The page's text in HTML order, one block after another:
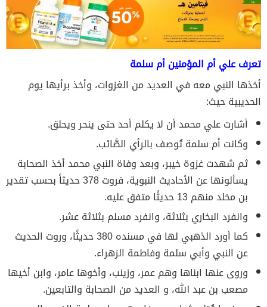
تعرف علي أم المؤمنين أم سلمة
أخذها النبي معه في العديد من الغزوات، وأخذ برأيها يوم
الحديبية حيث:
أشارت علي محمد أن لا يكلم أحد حتى ينحر ويحلق.
وكانت أم سلمة تُوصف بالرأي الصَّائب.
ثم شهدت غزوة خيبر، وبعد وفاة النبي محمد أخذ الصحابة
يسألونها عن الأحاديث النبوية، فروت 378 حديثاً بحسب تقدير
بن مخلد منهم 13 حديثًا متفق عليه.
وانفرد البخاري بثلاثة، وانفرد مسلم بثلاثة عشر.
كما أورد الذهبي لها في مسنده 380 حديثًا، وروت الحديث
عن النبي وأبي سلمة وفاطمة الزهراء.
وروى عنها ابناها وهم عمر، وزينب، وأخوها عامر، وابن أخيها
مصعب بن عبد الله، و العديد من الصحابة والتابعين.